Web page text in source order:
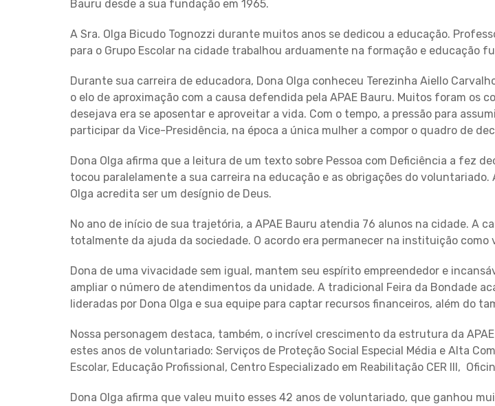
Bauru desde a sua fundação em 1965.
A Sra. Olga Bicudo Tognozzi durante muitos anos se dedicou a educação.
para o Grupo Escolar na cidade trabalhou arduamente na formação e educação
Durante sua carreira de educadora, Dona Olga conheceu Terezinha Aiello
o elo de aproximação com a causa defendida pela APAE Bauru. Muitos foram
desejava era se aposentar e aproveitar a vida. Com o tempo, a pressão para
participar da Vice-Presidência, na época a única mulher a compor o quadro de
Dona Olga afirma que a leitura de um texto sobre Pessoa com Deficiência a fez
tocou paralelamente a sua carreira na educação e as obrigações do
Olga acredita ser um desígnio de Deus.
No ano de início de sua trajetória, a APAE Bauru atendia 76 alunos na cidade. A
totalmente da ajuda da sociedade. O acordo era permanecer na instituição
Dona de uma vivacidade sem igual, mantem seu espírito empreendedor e
ampliar o número de atendimentos da unidade. A tradicional Feira da Bondade
lideradas por Dona Olga e sua equipe para captar recursos financeiros, além do
Nossa personagem destaca, também, o incrível crescimento da estrutura da
estes anos de voluntariado: Serviços de Proteção Social Especial Média e Alta
Escolar, Educação Profissional, Centro Especializado em Reabilitação CER III,
Dona Olga afirma que valeu muito esses 42 anos de voluntariado, que ganhou